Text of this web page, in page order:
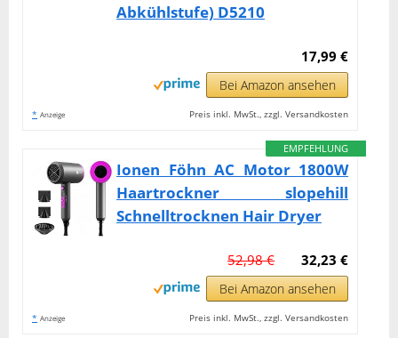
Abkühlstufe) D5210
17,99 €
Bei Amazon ansehen
* Anzeige Preis inkl. MwSt., zzgl. Versandkosten
EMPFEHLUNG
Ionen Föhn AC Motor 1800W
Haartrockner slopehill
Schnelltrocknen Hair Dryer
32,23 €
52,98 €
Bei Amazon ansehen
* Anzeige Preis inkl. MwSt., zzgl. Versandkosten